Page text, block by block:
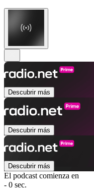
Descubrir más
Descubrir más
Descubrir más
El podcast comienza en
- 0 sec.